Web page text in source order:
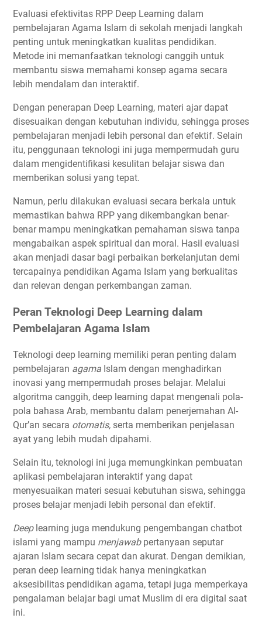
Evaluasi efektivitas RPP Deep Learning dalam
pembelajaran Agama Islam di sekolah menjadi langkah
penting untuk meningkatkan kualitas pendidikan.
Metode ini memanfaatkan teknologi canggih untuk
membantu siswa memahami konsep agama secara
lebih mendalam dan interaktif.
Dengan penerapan Deep Learning, materi ajar dapat
disesuaikan dengan kebutuhan individu, sehingga proses
pembelajaran menjadi lebih personal dan efektif. Selain
itu, penggunaan teknologi ini juga mempermudah guru
dalam mengidentifikasi kesulitan belajar siswa dan
memberikan solusi yang tepat.
Namun, perlu dilakukan evaluasi secara berkala untuk
memastikan bahwa RPP yang dikembangkan benar-
benar mampu meningkatkan pemahaman siswa tanpa
mengabaikan aspek spiritual dan moral. Hasil evaluasi
akan menjadi dasar bagi perbaikan berkelanjutan demi
tercapainya pendidikan Agama Islam yang berkualitas
dan relevan dengan perkembangan zaman.
Peran Teknologi Deep Learning dalam
Pembelajaran Agama Islam
Teknologi deep learning memiliki peran penting dalam
pembelajaran agama Islam dengan menghadirkan
inovasi yang mempermudah proses belajar. Melalui
algoritma canggih, deep learning dapat mengenali pola-
pola bahasa Arab, membantu dalam penerjemahan Al-
Qur’an secara otomatis, serta memberikan penjelasan
ayat yang lebih mudah dipahami.
Selain itu, teknologi ini juga memungkinkan pembuatan
aplikasi pembelajaran interaktif yang dapat
menyesuaikan materi sesuai kebutuhan siswa, sehingga
proses belajar menjadi lebih personal dan efektif.
Deeplearning juga mendukung pengembangan chatbot
islami yang mampu menjawabpertanyaan seputar
ajaran Islam secara cepat dan akurat. Dengan demikian,
peran deep learning tidak hanya meningkatkan
aksesibilitas pendidikan agama, tetapi juga memperkaya
pengalaman belajar bagi umat Muslim di era digital saat
ini.